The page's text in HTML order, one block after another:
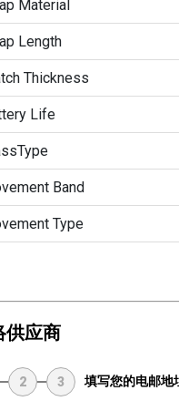
Material
Length
Thickness
Life
Band
Type
供应商
2 3 填写您的电邮地